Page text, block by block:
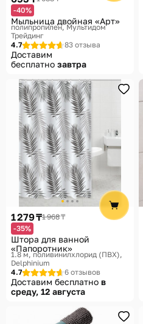
-40%
Мыльница двойная «Арт»
полипропилен Мультидом
Трейдинг
4.7
83 отзыва
Доставим
бесплатно завтра
1 279 ₸1 968 ₸
-35%
Штора для ванной
«Папоротник»
1.8 м, поливинилхлорид (ПВХ)
Delphinium
4.7
6 отзывов
Доставим бесплатно в
среду, 12 августа